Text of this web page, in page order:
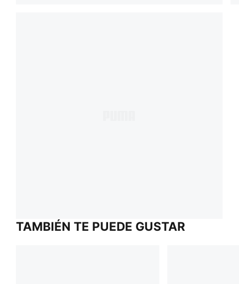
TAMBIÉN TE PUEDE GUSTAR